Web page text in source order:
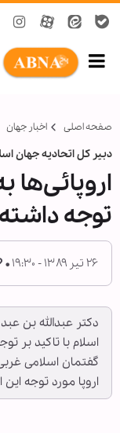
صفحه اصلی اخبار جهان
دبیر کل اتحادیه جهان
توجه
۲۶ تیر ۱۳۸۹ - ۱۹:۳۰
دکتر عبدالله بن
اسلام با تاکید بر
گفتمان اسلامی
اروپا مورد توجه این